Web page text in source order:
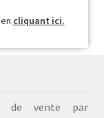
cliquant ici.
de vente par